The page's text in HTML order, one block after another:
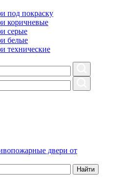
под покраску
коричневые
серые
белые
технические
двери от
Найти